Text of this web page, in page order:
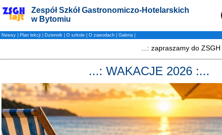
Zespół Szkół Gastronomiczo-Hotelarskich
w Bytomiu
Newsy Plan lekcji Dziennik O szkole O zawodach Galeria
...: WAKACJE 2026 :...